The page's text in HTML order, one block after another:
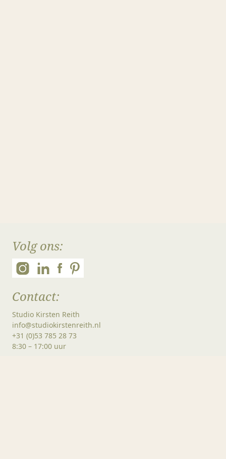
Volg ons:
Contact:
Studio Kirsten Reith
info@studiokirstenreith.nl
+31 (0)53 785 28 73
8:30 – 17:00 uur